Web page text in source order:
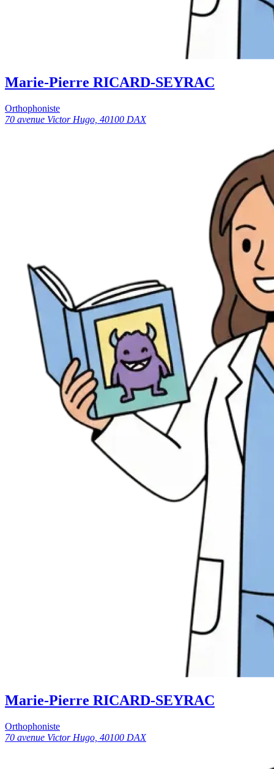
Marie-Pierre RICARD-SEYRAC
Orthophoniste
70 avenue Victor Hugo, 40100 DAX
Marie-Pierre RICARD-SEYRAC
Orthophoniste
70 avenue Victor Hugo, 40100 DAX